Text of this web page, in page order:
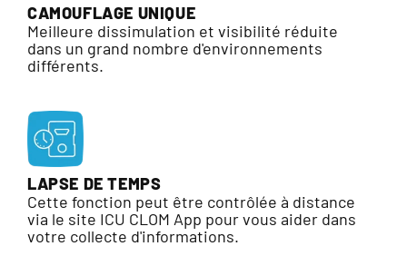
CAMOUFLAGE UNIQUE
Meilleure dissimulation et visibilité réduite
dans un grand nombre d'environnements
différents.
LAPSE DE TEMPS
Cette fonction peut être contrôlée à distance
via le site ICU CLOM App pour vous aider dans
votre collecte d'informations.